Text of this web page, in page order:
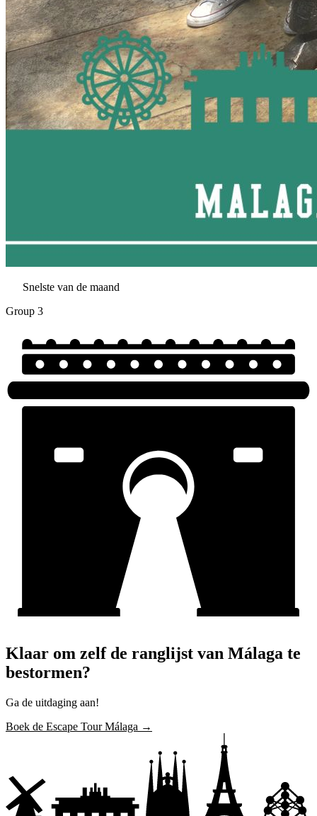
Snelste van de maand
Group 3
Klaar om zelf de ranglijst van Málaga te
bestormen?
Ga de uitdaging aan!
Boek de Escape Tour Málaga →